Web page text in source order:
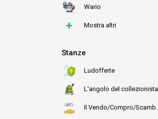
Wario
+ Mostra altri
Stanze
Ludofferte
L'angolo del collezionista